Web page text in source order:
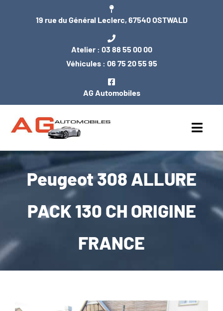
19 rue du Général Leclerc, 67540 OSTWALD
Atelier : 03 88 55 00 00
Véhicules : 06 75 20 55 95
AG Automobiles
ACCUEIL
NOS VÉHICULES
ENTRETIEN / MÉCANIQUE
CARROSSERIE / VITRAGE
Peugeot 308 ALLURE
PACK 130 CH ORIGINE
FRANCE